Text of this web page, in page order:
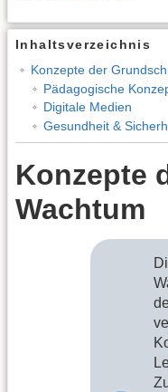
Inhaltsverzeichnis
Konzepte der
Pädagogische
Digitale Medien
Gesundheit &
Konzepte
Wachtum